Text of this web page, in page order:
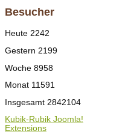
Besucher
Heute 2242
Gestern 2199
Woche 8958
Monat 11591
Insgesamt 2842104
Kubik-Rubik Joomla!
Extensions